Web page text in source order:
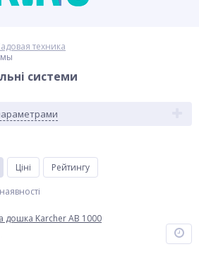
техника
системи
Ціні
Рейтингу
дошка Karcher AB 1000